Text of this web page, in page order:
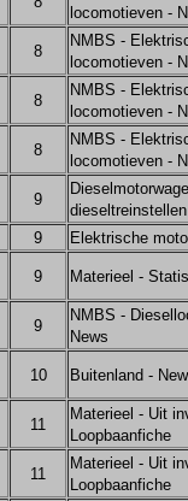
locomotieven -
8
NMBS -
locomotieven -
8
NMBS -
locomotieven -
8
NMBS -
locomotieven -
9
9 Elektrische
9 Materieel -
9
NMBS -
News
10 Buitenland -
11
Materieel - Uit
Loopbaanfiche
11
Materieel - Uit
Loopbaanfiche